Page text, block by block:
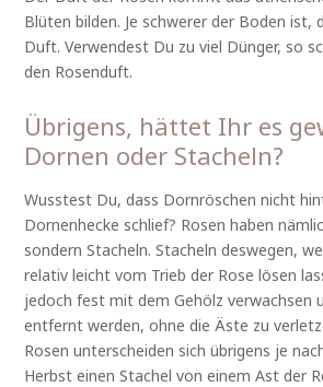
Blüten bilden. Je schwerer der Boden ist,
Duft. Verwendest Du zu viel Dünger, so
den Rosenduft.
Übrigens, hättet Ihr es
Dornen oder Stacheln?
Wusstest Du, dass Dornröschen nicht
Dornenhecke schlief? Rosen haben
sondern Stacheln. Stacheln deswegen,
relativ leicht vom Trieb der Rose lösen
jedoch fest mit dem Gehölz verwachsen
entfernt werden, ohne die Äste zu
Rosen unterscheiden sich übrigens je
Herbst einen Stachel von einem Ast der